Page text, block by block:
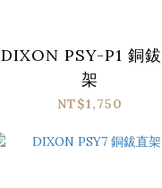
DIXON PSY-P1 銅
架
NT$1,750